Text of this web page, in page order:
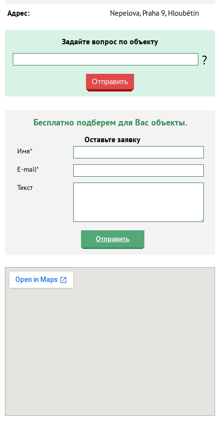
Адрес: Nepelova, Praha 9, Hloubětín
Задайте вопрос по объекту
?
Отправить
Бесплатно подберем для Вас объекты.
Оставьте заявку
Имя*
E-mail*
Текст
Отправить